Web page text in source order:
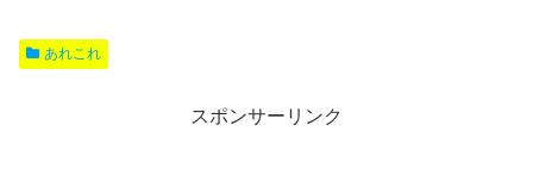
あれこれ
スポンサーリンク